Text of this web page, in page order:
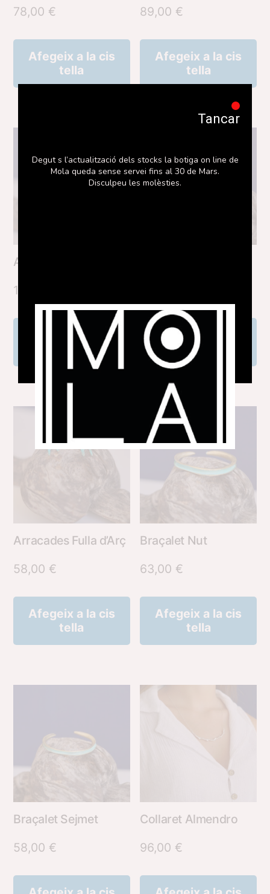
78,00 €
Afegeix a la cis
tella
89,00 €
Afegeix a la cis
tella
Anell Talaier
109,00
Afegeix a la cis
tella
Afegeix a la cis
tella
Arracades Fulla d’Arç
58,00 €
Afegeix a la cis
tella
Braçalet Nut
63,00 €
Afegeix a la cis
tella
Braçalet Sejmet
58,00 €
Collaret Almendro
96,00 €
Tancar
Degut s l’actualització dels stocks la botiga on line de
Mola queda sense servei fins al 30 de Mars.
Disculpeu les molèsties.